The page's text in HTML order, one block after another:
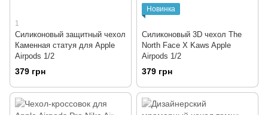
1
Силиконовый защитный чехол
Каменная статуя для Apple
Airpods 1/2
379 грн
Новинка
Силиконовый 3D чехол The
North Face X Kaws Apple
Airpods 1/2
379 грн